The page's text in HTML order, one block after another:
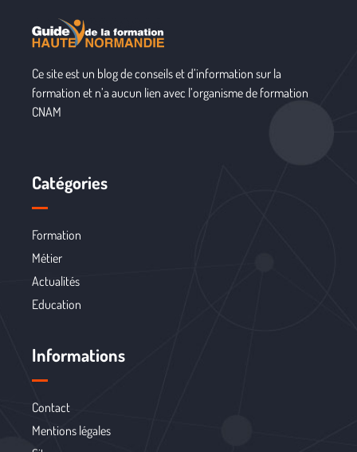
Ce site est un blog de conseils et d’information sur la
formation et n’a aucun lien avec l’organisme de formation
CNAM
Catégories
Formation
Métier
Actualités
Education
Informations
Contact
Mentions légales